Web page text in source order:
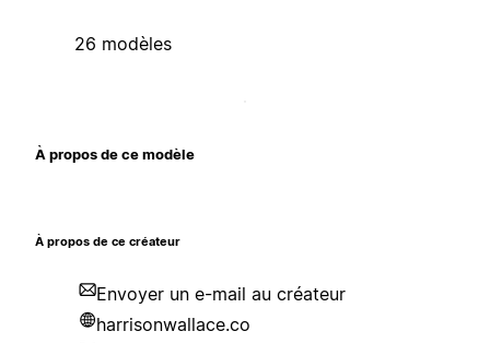
26 modèles
À propos de ce modèle
À propos de ce créateur
Envoyer un e-mail au créateur
harrisonwallace.co